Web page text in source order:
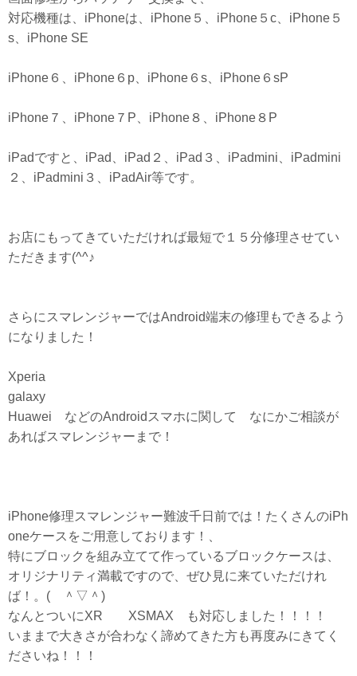
対応機種は、iPhoneは、iPhone５、iPhone５c、iPhone５
s、iPhone SE
iPhone６、iPhone６p、iPhone６s、iPhone６sP
iPhone７、iPhone７P、iPhone８、iPhone８P
iPadですと、iPad、iPad２、iPad３、iPadmini、iPadmini
２、iPadmini３、iPadAir等です。
お店にもってきていただければ最短で１５分修理させてい
ただきます(^^♪
さらにスマレンジャーではAndroid端末の修理もできるよう
になりました！
Xperia
galaxy
Huawei などのAndroidスマホに関して なにかご相談が
あればスマレンジャーまで！
iPhone修理スマレンジャー難波千日前では！たくさんのiPh
oneケースをご用意しております！、
特にブロックを組み立てて作っているブロックケースは、
オリジナリティ満載ですので、ぜひ見に来ていただけれ
ば！。( ＾▽＾)
なんとついにXR XSMAX も対応しました！！！！
いままで大きさが合わなく諦めてきた方も再度みにきてく
ださいね！！！